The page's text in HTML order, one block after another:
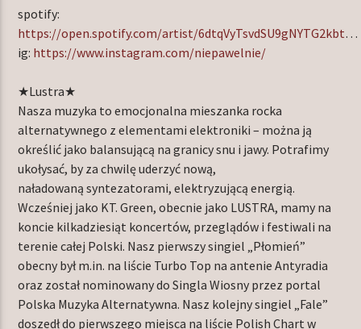
spotify:
https://open.spotify.com/artist/6dtqVyTsvdSU9gNYTG2kbt…
ig: https://www.instagram.com/niepawelnie/
★Lustra★
Nasza muzyka to emocjonalna mieszanka rocka
alternatywnego z elementami elektroniki – można ją
określić jako balansującą na granicy snu i jawy. Potrafimy
ukołysać, by za chwilę uderzyć nową,
naładowaną syntezatorami, elektryzującą energią.
Wcześniej jako KT. Green, obecnie jako LUSTRA, mamy na
koncie kilkadziesiąt koncertów, przeglądów i festiwali na
terenie całej Polski. Nasz pierwszy singiel „Płomień”
obecny był m.in. na liście Turbo Top na antenie Antyradia
oraz został nominowany do Singla Wiosny przez portal
Polska Muzyka Alternatywna. Nasz kolejny singiel „Fale”
doszedł do pierwszego miejsca na liście Polish Chart w